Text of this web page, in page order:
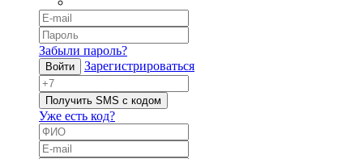
Забыли пароль?
Войти Зарегистрироваться
Получить SMS с кодом
Уже есть код?